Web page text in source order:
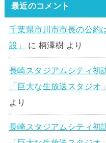
最近のコメント
千葉県市川市市長の公約
設」
に 柄澤樹 より
長崎スタジアムシティ
「巨大な生放送スタジオ」
より
長崎スタジアムシティ